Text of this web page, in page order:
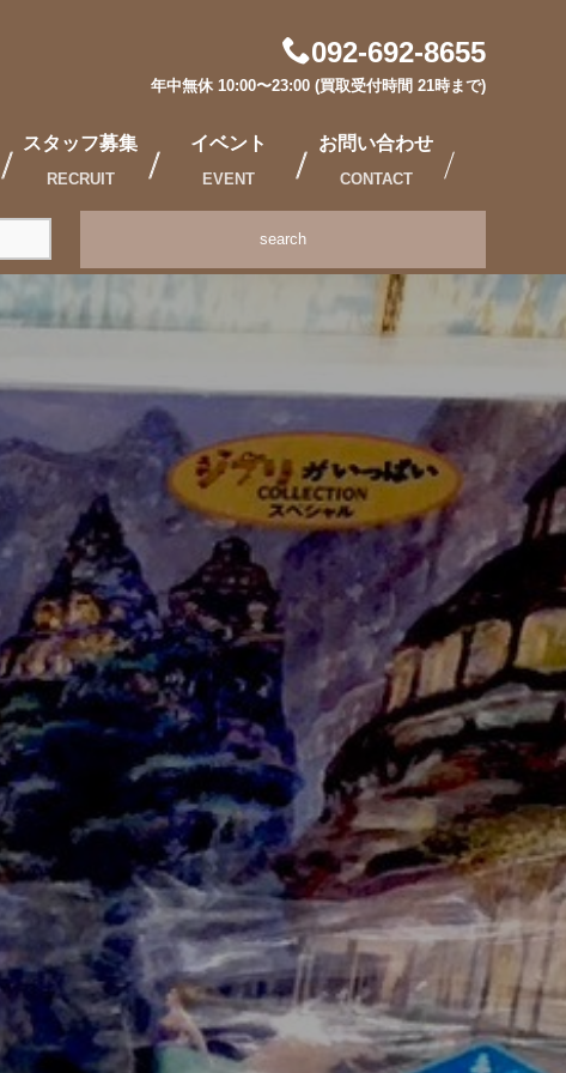
092-692-8655
年中無休 10:00〜23:00 (買取受付時間 21時まで)
スタッフ募集
RECRUIT
イベント
EVENT
お問い合わせ
CONTACT
search